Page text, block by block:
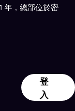
，總部位於密
登
入